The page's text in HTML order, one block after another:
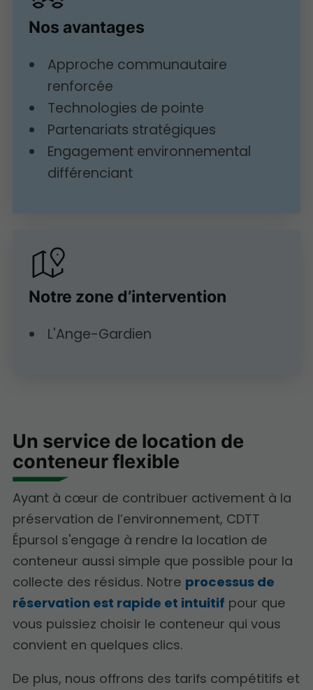
Nos avantages
Approche communautaire
renforcée
Technologies de pointe
Partenariats stratégiques
Engagement environnemental
différenciant
Notre zone d’intervention
L'Ange-Gardien
Un service de location de
conteneur flexible
Ayant à cœur de contribuer activement à la
préservation de l’environnement, CDTT
Épursol s'engage à rendre la location de
conteneur aussi simple que possible pour la
collecte des résidus. Notre processus de
réservation est rapide et intuitif pour que
vous puissiez choisir le conteneur qui vous
convient en quelques clics.
De plus, nous offrons des tarifs compétitifs et